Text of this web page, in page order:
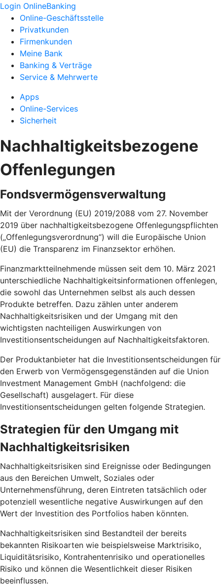
Login OnlineBanking
Online-Geschäftsstelle
Privatkunden
Firmenkunden
Meine Bank
Banking & Verträge
Service & Mehrwerte
Apps
Online-Services
Sicherheit
Nachhaltigkeitsbezogene
Offenlegungen
Fondsvermögensverwaltung
Mit der Verordnung (EU) 2019/2088 vom 27. November
2019 über nachhaltigkeitsbezogene Offenlegungspflichten
(„Offenlegungsverordnung“) will die Europäische Union
(EU) die Transparenz im Finanzsektor erhöhen.
Finanzmarktteilnehmende müssen seit dem 10. März 2021
unterschiedliche Nachhaltigkeitsinformationen offenlegen,
die sowohl das Unternehmen selbst als auch dessen
Produkte betreffen. Dazu zählen unter anderem
Nachhaltigkeitsrisiken und der Umgang mit den
wichtigsten nachteiligen Auswirkungen von
Investitionsentscheidungen auf Nachhaltigkeitsfaktoren.
Der Produktanbieter hat die Investitionsentscheidungen für
den Erwerb von Vermögensgegenständen auf die Union
Investment Management GmbH (nachfolgend: die
Gesellschaft) ausgelagert. Für diese
Investitionsentscheidungen gelten folgende Strategien.
Strategien für den Umgang mit
Nachhaltigkeitsrisiken
Nachhaltigkeitsrisiken sind Ereignisse oder Bedingungen
aus den Bereichen Umwelt, Soziales oder
Unternehmensführung, deren Eintreten tatsächlich oder
potenziell wesentliche negative Auswirkungen auf den
Wert der Investition des Portfolios haben könnten.
Nachhaltigkeitsrisiken sind Bestandteil der bereits
bekannten Risikoarten wie beispielsweise Marktrisiko,
Liquiditätsrisiko, Kontrahentenrisiko und operationelles
Risiko und können die Wesentlichkeit dieser Risiken
beeinflussen.